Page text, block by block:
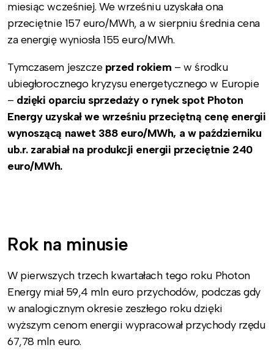
miesiąc wcześniej. We wrześniu uzyskała ona
przeciętnie 157 euro/MWh, a w sierpniu średnia cena
za energię wyniosła 155 euro/MWh.
Tymczasem jeszcze przed rokiem – w środku
ubiegłorocznego kryzysu energetycznego w Europie
– dzięki oparciu sprzedaży o rynek spot Photon
Energy uzyskał we wrześniu przeciętną cenę energii
wynoszącą nawet 388 euro/MWh, a w październiku
ub.r. zarabiał na produkcji energii przeciętnie 240
euro/MWh.
Rok na minusie
W pierwszych trzech kwartałach tego roku Photon
Energy miał 59,4 mln euro przychodów, podczas gdy
w analogicznym okresie zeszłego roku dzięki
wyższym cenom energii wypracował przychody rzędu
67,78 mln euro.